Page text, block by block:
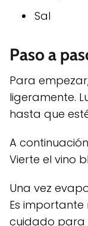
Sal
Paso a
Para
ligeramente.
hasta que
A
Vierte el vino
Una vez
Es
cuidado para